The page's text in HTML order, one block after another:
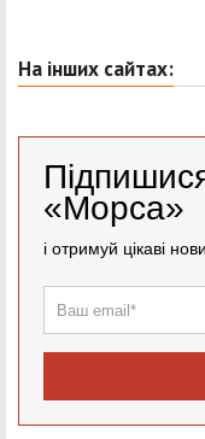
На інших сайтах:
«Морса»
і отримуй цікаві